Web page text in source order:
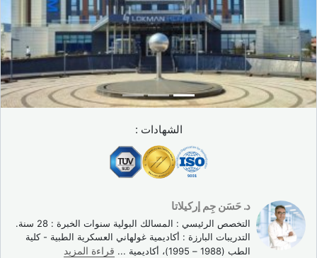
الشهادات :
د. حَسَن جِم إركيلاتا
التخصص الرئيسي : المسالك البولية سنوات الخبرة : 28 سنة.
التدريبات البارزة : أكاديمية غولهاني العسكرية الطبية - كلية
الطب (1988 – 1995)، أكاديمية
... قراءة المزيد